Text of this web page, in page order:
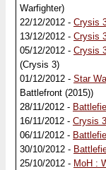
Warfighter)
22/12/2012 - Crysis
13/12/2012 - Crysis
05/12/2012 - Crysis
(Crysis 3)
01/12/2012 - Star
Battlefront (2015))
28/11/2012 -
16/11/2012 - Crysis
06/11/2012 -
30/10/2012 -
25/10/2012 - MoH :